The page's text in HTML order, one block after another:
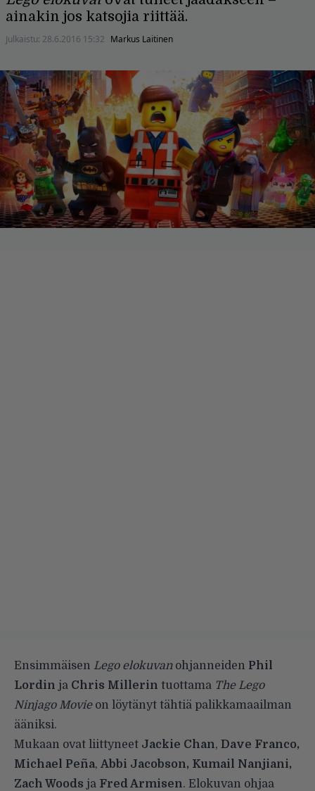
ainakin jos katsojia riittää.
Julkaistu: 28.6.2016 15:32 Markus Laitinen
Ensimmäisen Lego elokuvanohjanneiden Phil
Lordin ja Chris Millerin tuottama The Lego
Ninjago Movieon löytänyt tähtiä palikkamaailman
ääniksi.
Mukaan ovat liittyneet Jackie Chan, Dave Franco,
Michael Peña, Abbi Jacobson, Kumail Nanjiani,
Zach Woods ja Fred Armisen. Elokuvan ohjaa